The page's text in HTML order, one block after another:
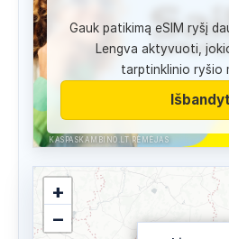
KASPASKAMBINO.LT RĖMĖJAS
Gauk patikimą eSIM ryšį
Lengva aktyvuoti,
tarptinklinio ryšio
+
−